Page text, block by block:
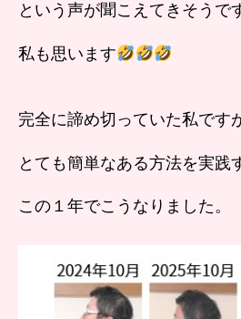
という声が聞こえてきそうで
私も思います
完全に諦め切っていた私です
とても簡単なある方法を実践
この１年でこうなりました。